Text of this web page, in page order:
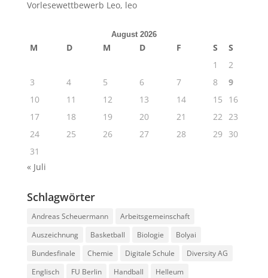
Vorlesewettbewerb Leo, leo
August 2026
M D M D F S
S
1
2
3
4 5 6 7 8
9
10
11 12 13 14 15
16
17
18 19 20 21 22 23
24
25 26 27 28 29
30
31
« Juli
Schlagwörter
Andreas Scheuermann
Arbeitsgemeinschaft
Auszeichnung
Basketball Biologie
Bolyai
Bundesfinale
Chemie Digitale Schule
Diversity AG
Englisch
FU Berlin Handball Helleum